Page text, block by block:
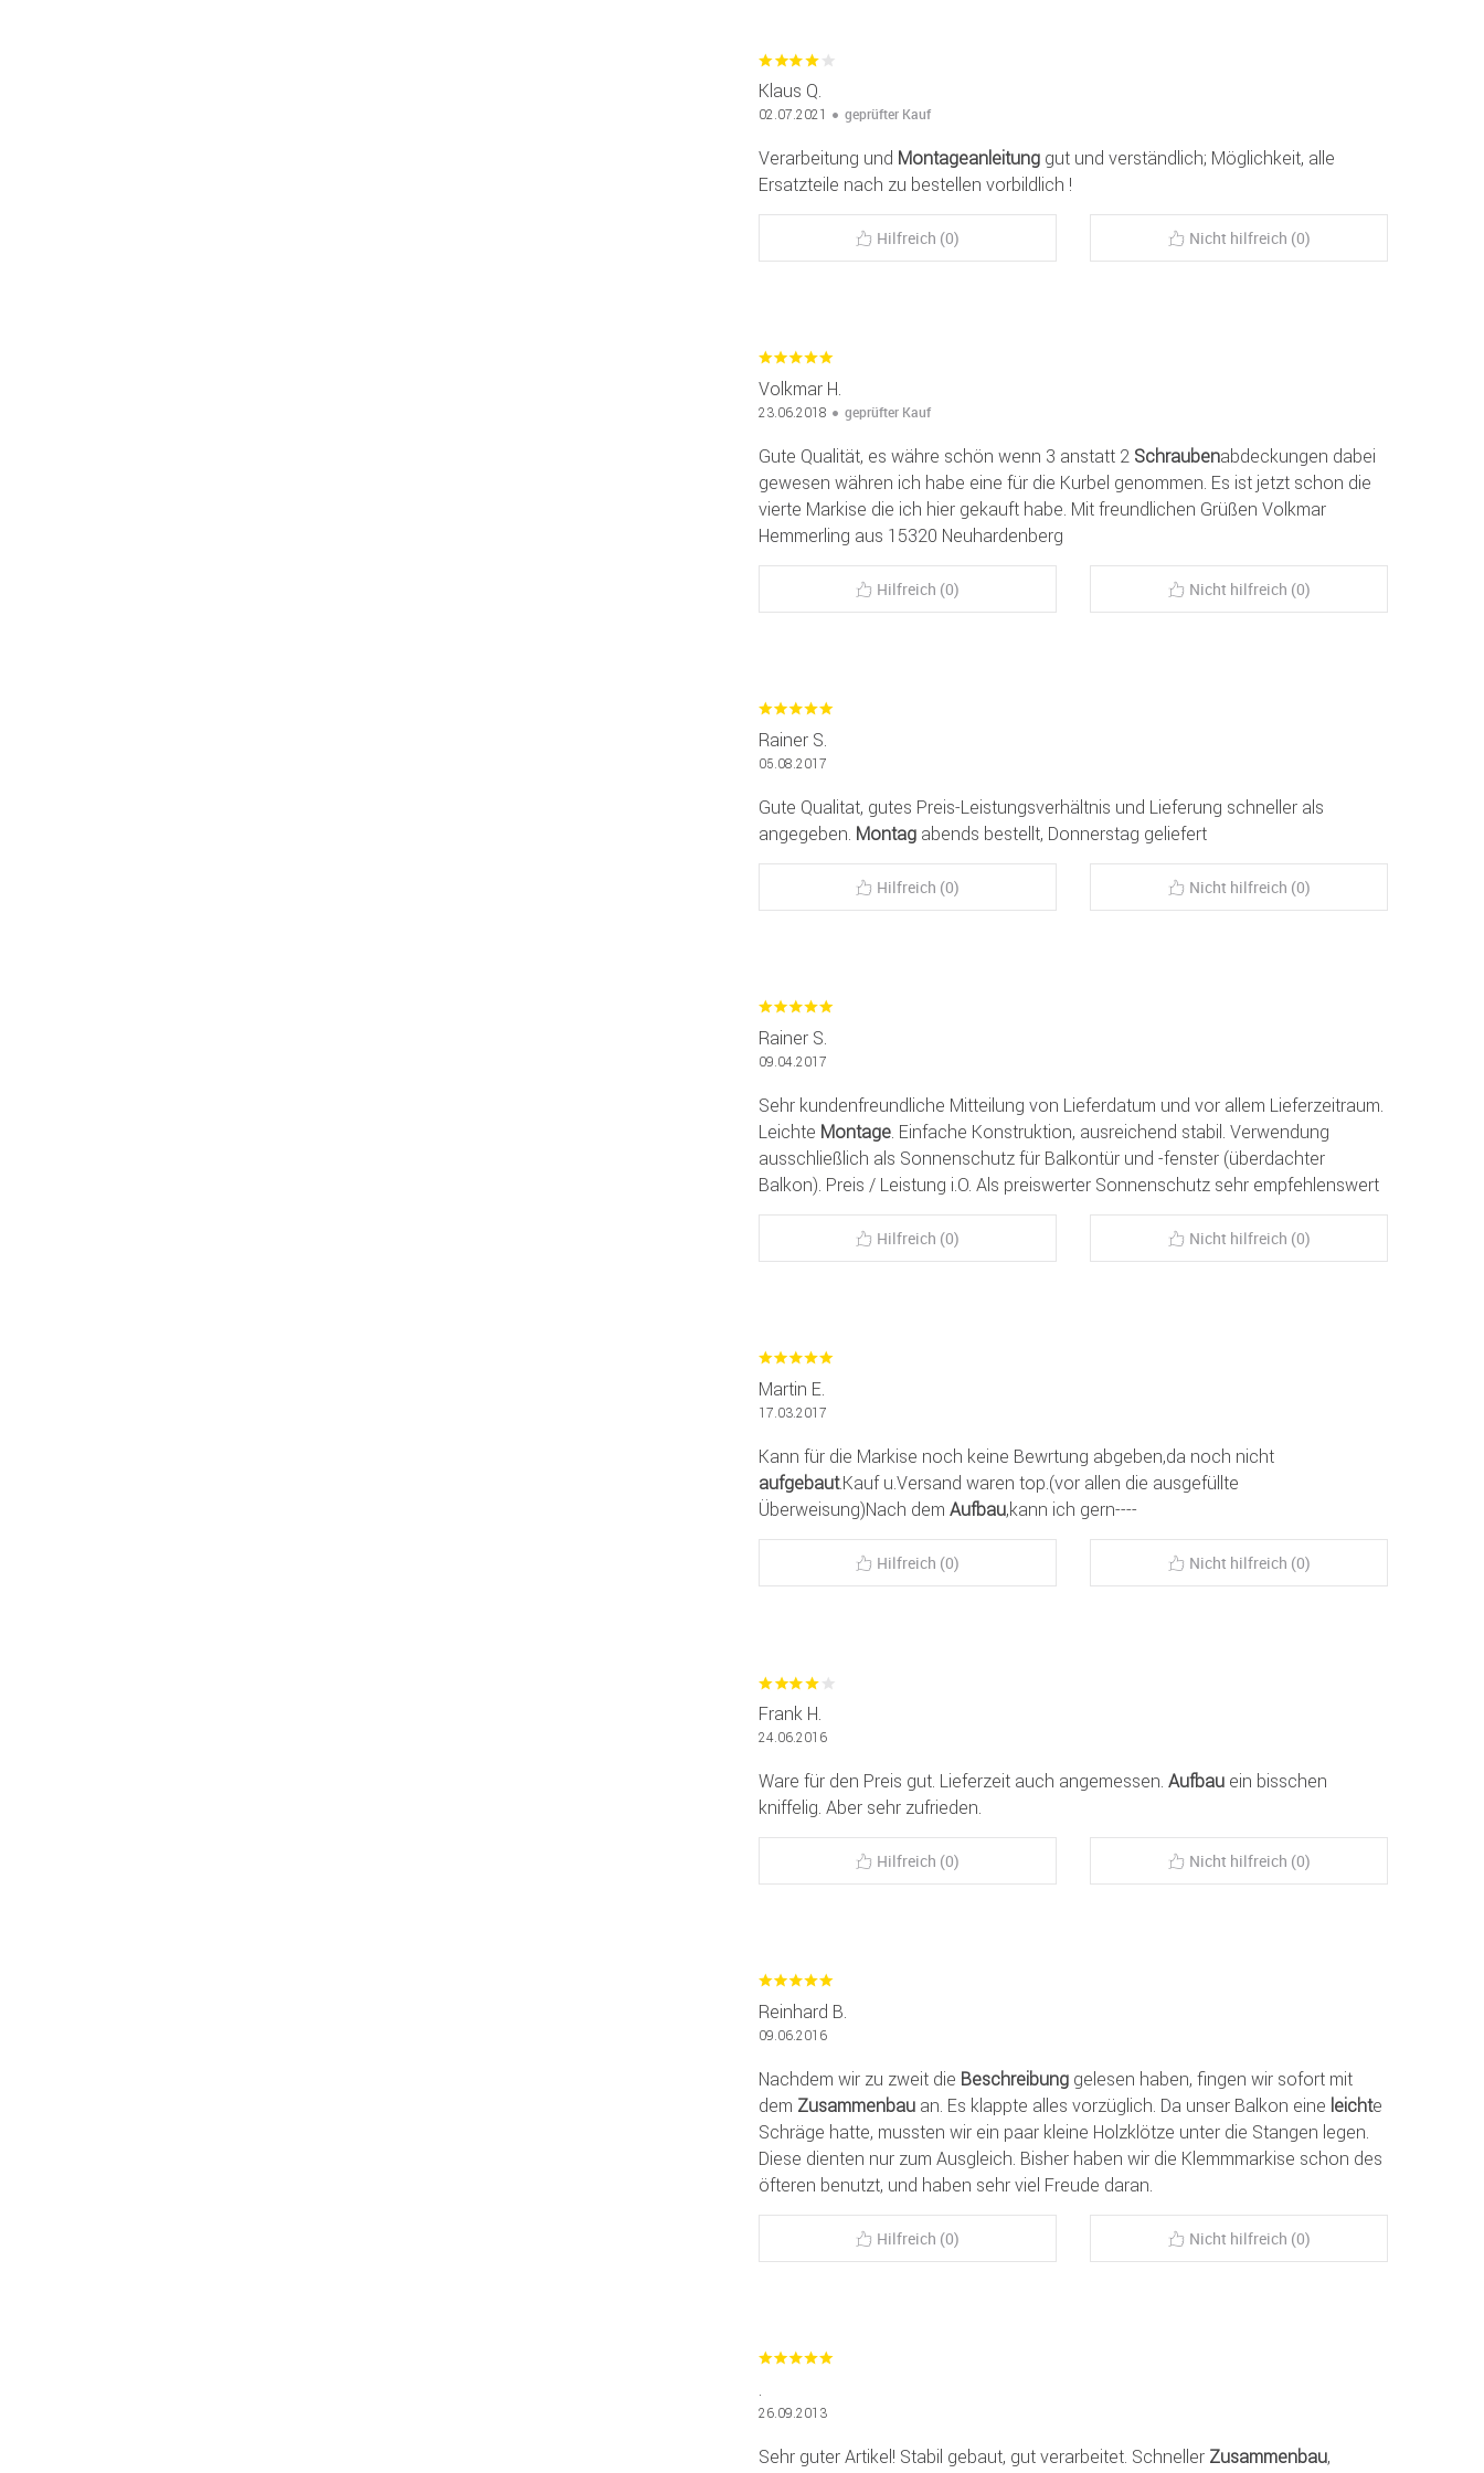
Klaus Q.
02.07.2021 geprüfter Kauf
Verarbeitung und Montageanleitung gut und verständlich; Möglichkeit, alle
Ersatzteile nach zu bestellen vorbildlich !
Hilfreich (0) Nicht hilfreich (0)
Volkmar H.
23.06.2018 geprüfter Kauf
Gute Qualität, es währe schön wenn 3 anstatt 2 Schraubenabdeckungen dabei
gewesen währen ich habe eine für die Kurbel genommen. Es ist jetzt schon die
vierte Markise die ich hier gekauft habe. Mit freundlichen Grüßen Volkmar
Hemmerling aus 15320 Neuhardenberg
Hilfreich (0) Nicht hilfreich (0)
Rainer S.
05.08.2017
Gute Qualitat, gutes Preis-Leistungsverhältnis und Lieferung schneller als
angegeben. Montag abends bestellt, Donnerstag geliefert
Hilfreich (0) Nicht hilfreich (0)
Rainer S.
09.04.2017
Sehr kundenfreundliche Mitteilung von Lieferdatum und vor allem Lieferzeitraum.
Leichte Montage . Einfache Konstruktion, ausreichend stabil. Verwendung
ausschließlich als Sonnenschutz für Balkontür und -fenster (überdachter
Balkon). Preis / Leistung i.O. Als preiswerter Sonnenschutz sehr empfehlenswert
Hilfreich (0) Nicht hilfreich (0)
Martin E.
17.03.2017
Kann für die Markise noch keine Bewrtung abgeben,da noch nicht
aufgebaut.Kauf u.Versand waren top.(vor allen die ausgefüllte
Überweisung)Nach dem Aufbau,kann ich gern----
Hilfreich (0) Nicht hilfreich (0)
Frank H.
24.06.2016
Ware für den Preis gut. Lieferzeit auch angemessen. Aufbau ein bisschen
kniffelig. Aber sehr zufrieden.
Hilfreich (0) Nicht hilfreich (0)
Reinhard B.
09.06.2016
Nachdem wir zu zweit die Beschreibung gelesen haben, fingen wir sofort mit
dem Zusammenbau an. Es klappte alles vorzüglich. Da unser Balkon eine leichte
Schräge hatte, mussten wir ein paar kleine Holzklötze unter die Stangen legen.
Diese dienten nur zum Ausgleich. Bisher haben wir die Klemmmarkise schon des
öfteren benutzt, und haben sehr viel Freude daran.
Hilfreich (0) Nicht hilfreich (0)
26.09.2013
Sehr guter Artikel! Stabil gebaut, gut verarbeitet. Schneller Zusammenbau,